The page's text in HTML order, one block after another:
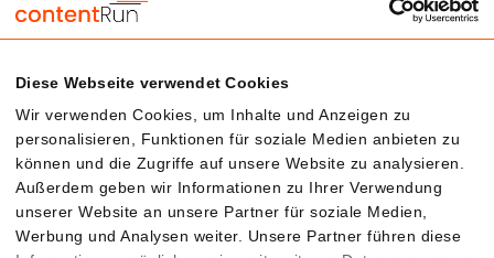
Diese Webseite verwendet Cookies
Wir verwenden Cookies, um Inhalte und Anzeigen zu
personalisieren, Funktionen für soziale Medien anbieten zu
können und die Zugriffe auf unsere Website zu analysieren.
Außerdem geben wir Informationen zu Ihrer Verwendung
unserer Website an unsere Partner für soziale Medien,
Werbung und Analysen weiter. Unsere Partner führen diese
Von der Idee bis zum fertigen Video – wir
Was kostet eine professionelle
Videoproduktion?